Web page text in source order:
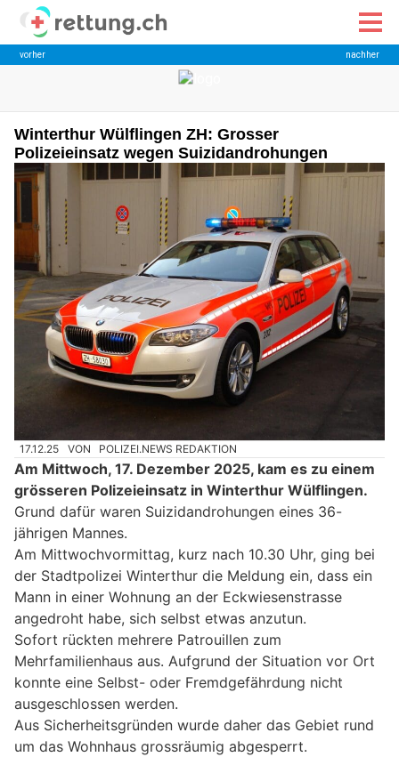
Winterthur Wülflingen ZH: Grosser
Polizeieinsatz wegen Suizidandrohungen
17.12.25 VON POLIZEI.NEWS REDAKTION
Am Mittwoch, 17. Dezember 2025, kam es zu einem
grösseren Polizeieinsatz in Winterthur Wülflingen.
Grund dafür waren Suizidandrohungen eines 36-
jährigen Mannes.
Am Mittwochvormittag, kurz nach 10.30 Uhr, ging bei
der Stadtpolizei Winterthur die Meldung ein, dass ein
Mann in einer Wohnung an der Eckwiesenstrasse
angedroht habe, sich selbst etwas anzutun.
Sofort rückten mehrere Patrouillen zum
Mehrfamilienhaus aus. Aufgrund der Situation vor Ort
konnte eine Selbst- oder Fremdgefährdung nicht
ausgeschlossen werden.
Aus Sicherheitsgründen wurde daher das Gebiet rund
um das Wohnhaus grossräumig abgesperrt.